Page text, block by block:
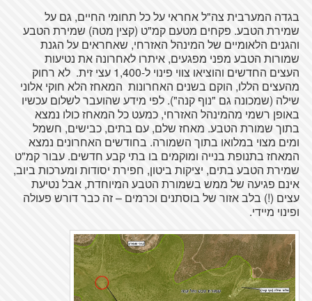
בגדה המערבית צה"ל אחראי על כל תחומי החיים, גם על
שמירת הטבע. פקחים מטעם קמ"ט (קצין מטה) שמירת הטבע
והגנים הלאומיים של המינהל האזרחי, שאחראים על הגנת
שמורות הטבע מפני מפגעים, איתרו לאחרונה את נטיעות
העצים החדשים והוציאו צווי פינוי ל-1,400 עצי זית. לא רחוק
מהעצים הללו, הוקם בשנים האחרונות המאחז הלא חוקי אלוני
שילה (שמכונה גם "נוף קנה"). לפי מידע שהועבר לשלום עכשיו
באופן רשמי מהמינהל האזרחי, כמעט כל המאחז כולו נמצא
בתוך שמורת הטבע. מאחז שלם, עם בתים, כבישים, חשמל
ומים מצוי במלואו בתוך השמורה. בחודשים האחרונים נמצא
המאחז בתנופת בנייה ומוקמים בו בתי קבע חדשים. עבור קמ"ט
שמירת הטבע בתים, יציקות ביטון, חפירת יסודות ומערכות ביוב,
אינם פגיעה של ממש בשמורת הטבע המיוחדת, אבל נטיעת
עצים (!) בלב אזור של בוסתנים וכרמים – זה כבר דורש פעולה
ופינוי מיידי.